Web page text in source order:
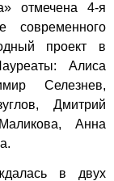
отмечена 4-я
современного
проект в
Алиса
Селезнев,
Дмитрий
Анна
в двух